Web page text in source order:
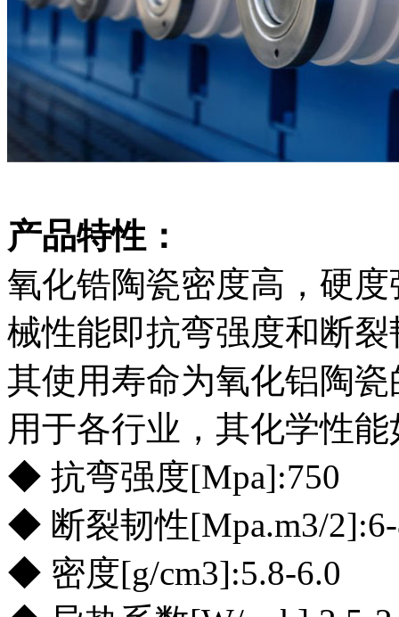
产品特性：
氧化锆陶瓷密度高，硬
械性能即抗弯强度和断
其使用寿命为氧化铝陶
用于各行业，其化学性
◆ 抗弯强度[Mpa]:750
◆ 断裂韧性[Mpa.m3/
◆ 密度[g/cm3]:5.8-6.0